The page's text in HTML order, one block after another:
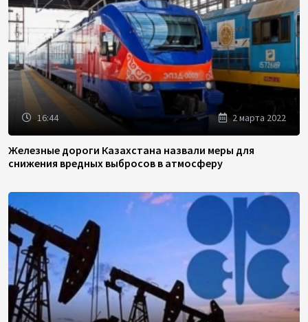
16:44 2 марта 2022
Железные дороги Казахстана назвали меры для
снижения вредных выбросов в атмосферу